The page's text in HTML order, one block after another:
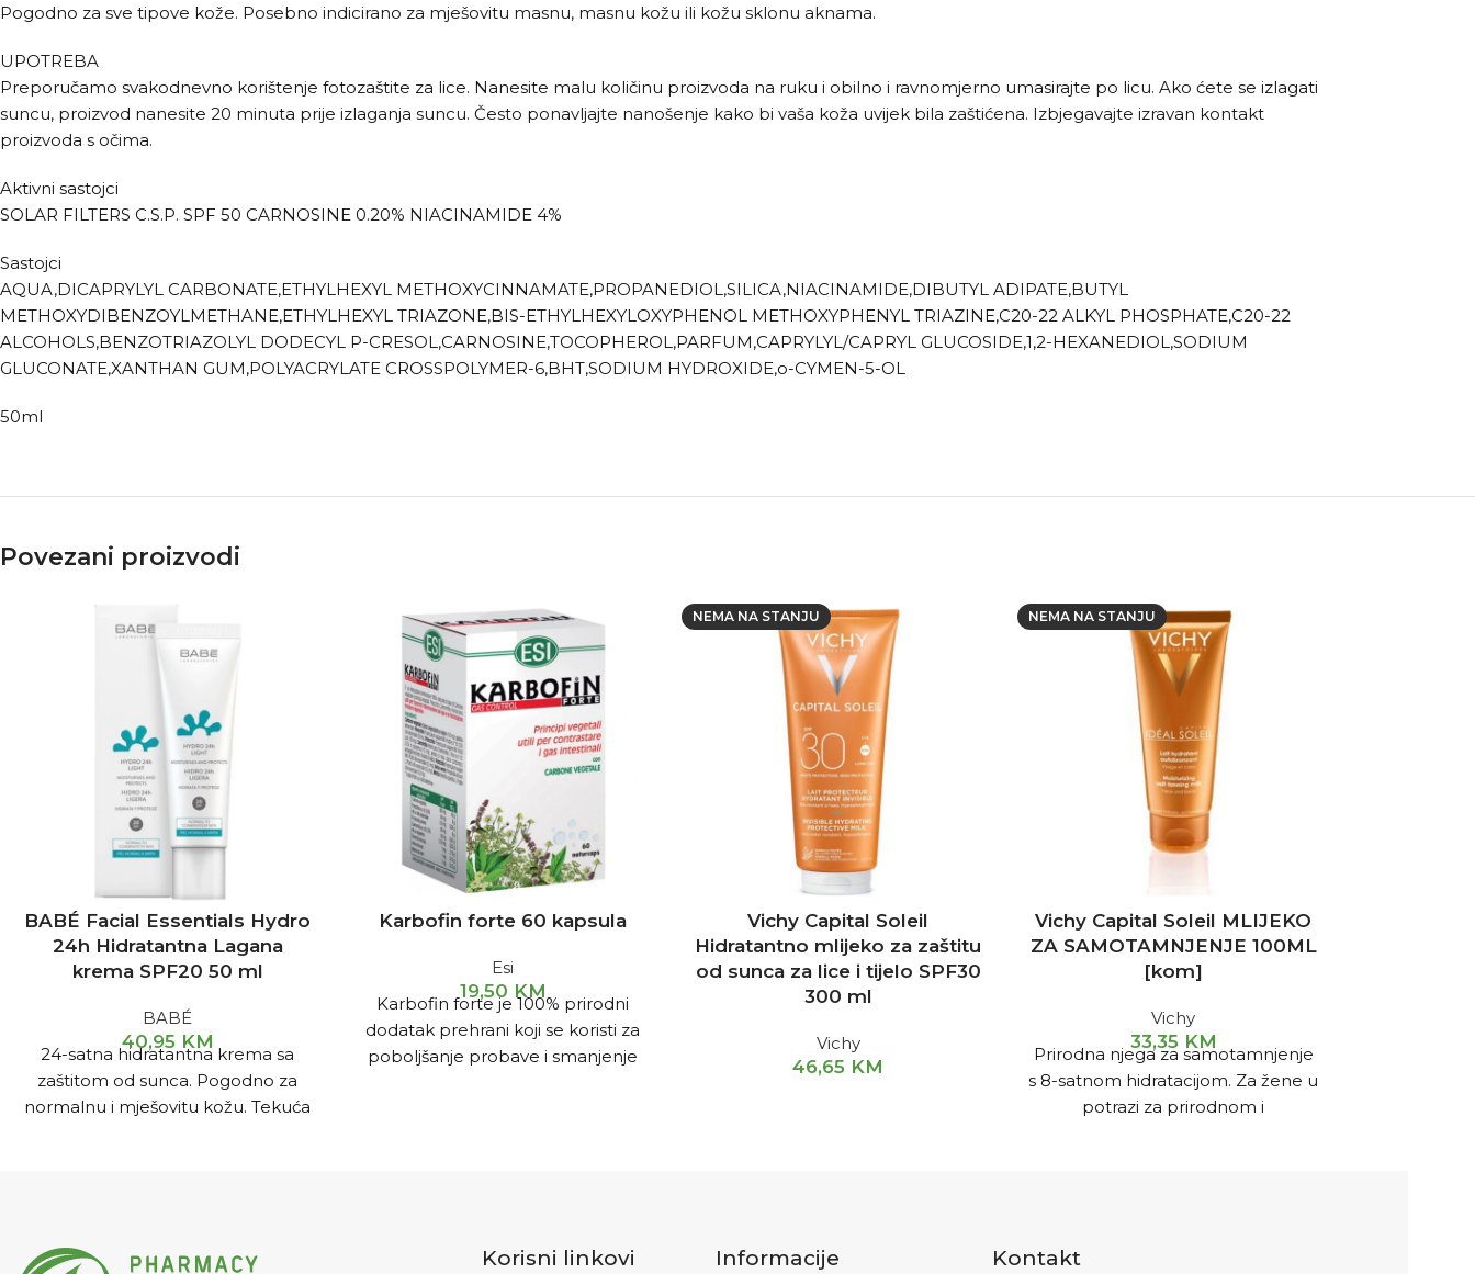
Pogodno za sve tipove kože. Posebno indicirano za mješovitu masnu, masnu kožu ili kožu sklonu aknama.
UPOTREBA
Preporučamo svakodnevno korištenje fotozaštite za lice. Nanesite malu količinu proizvoda na ruku i obilno i ravnomjerno umasirajte po licu. Ako ćete se izlagati
suncu, proizvod nanesite 20 minuta prije izlaganja suncu. Često ponavljajte nanošenje kako bi vaša koža uvijek bila zaštićena. Izbjegavajte izravan kontakt
proizvoda s očima.
Aktivni sastojci
SOLAR FILTERS C.S.P. SPF 50 CARNOSINE 0.20% NIACINAMIDE 4%
Sastojci
AQUA,DICAPRYLYL CARBONATE,ETHYLHEXYL METHOXYCINNAMATE,PROPANEDIOL,SILICA,NIACINAMIDE,DIBUTYL ADIPATE,BUTYL
METHOXYDIBENZOYLMETHANE,ETHYLHEXYL TRIAZONE,BIS-ETHYLHEXYLOXYPHENOL METHOXYPHENYL TRIAZINE,C20-22 ALKYL PHOSPHATE,C20-22
ALCOHOLS,BENZOTRIAZOLYL DODECYL P-CRESOL,CARNOSINE,TOCOPHEROL,PARFUM,CAPRYLYL/CAPRYL GLUCOSIDE,1,2-HEXANEDIOL,SODIUM
GLUCONATE,XANTHAN GUM,POLYACRYLATE CROSSPOLYMER-6,BHT,SODIUM HYDROXIDE,o-CYMEN-5-OL
50ml
Povezani proizvodi
BABÉ Facial Essentials Hydro
24h Hidratantna Lagana
krema SPF20 50 ml
BABÉ
40,95 KM
24-satna hidratantna krema sa
zaštitom od sunca. Pogodno za
normalnu i mješovitu kožu. Tekuća
Karbofin forte 60 kapsula
Esi
19,50 KM
Karbofin forte je 100% prirodni
dodatak prehrani koji se koristi za
poboljšanje probave i smanjenje
NEMA NA STANJU
Vichy Capital Soleil
Hidratantno mlijeko za zaštitu
od sunca za lice i tijelo SPF30
300 ml
Vichy
46,65 KM
NEMA NA STANJU
Vichy Capital Soleil MLIJEKO
ZA SAMOTAMNJENJE 100ML
[kom]
Vichy
33,35 KM
Prirodna njega za samotamnjenje
s 8-satnom hidratacijom. Za žene u
potrazi za prirodnom i
Korisni linkovi Informacije Kontakt